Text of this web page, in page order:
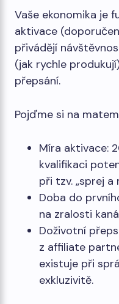
Vaše ekonomika je
aktivace
přivádějí
(jak rychle
přepsání.
Pojďme si na
Míra aktivace:
kvalifikaci
při tzv. „sprej a
Doba do
na zralosti
Doživotní
z affiliate
existuje při
exkluzivitě.